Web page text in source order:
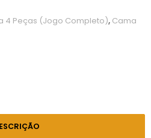
4 Peças (Jogo Completo), Cama